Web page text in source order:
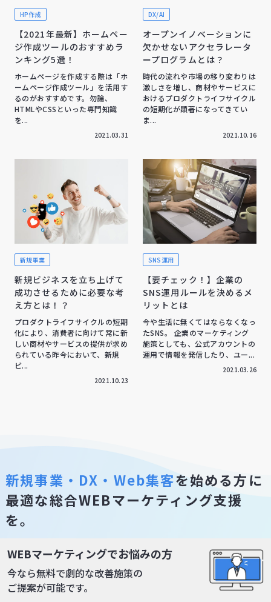
HP作成
【2021年最新】ホームペー
ジ作成ツールのおすすめラ
ンキング5選！
ホームページを作成する際は「ホ
ームページ作成ツール」を活用す
るのがおすすめです。勿論、
HTMLやCSSといった専門知識
を...
2021.03.31
DX/AI
オープンイノベーションに
欠かせないアクセラレータ
ープログラムとは？
時代の流れや市場の移り変わりは
激しさを増し、商材やサービスに
おけるプロダクトライフサイクル
の短期化が顕著になってきてい
ま...
2021.10.16
新規事業
新規ビジネスを立ち上げて
成功させるために必要な考
え方とは！？
プロダクトライフサイクルの短期
化により、消費者に向けて常に新
しい商材やサービスの提供が求め
られている昨今において、新規
ビ...
2021.10.23
SNS運用
【要チェック！】企業の
SNS運用ルールを決めるメ
リットとは
今や生活に無くてはならなくなっ
たSNS。 企業のマーケティング
施策としても、公式アカウントの
運用で情報を発信したり、ユー...
2021.03.26
WEBマーケティングでお悩みの方
今なら無料で劇的な改善施策の
ご提案が可能です。
新規事業・DX・Web集客を始める方に
最適な総合WEBマーケティング支援
を。
今なら初回相談無料！
無料で資料請求する お問い合わせをする